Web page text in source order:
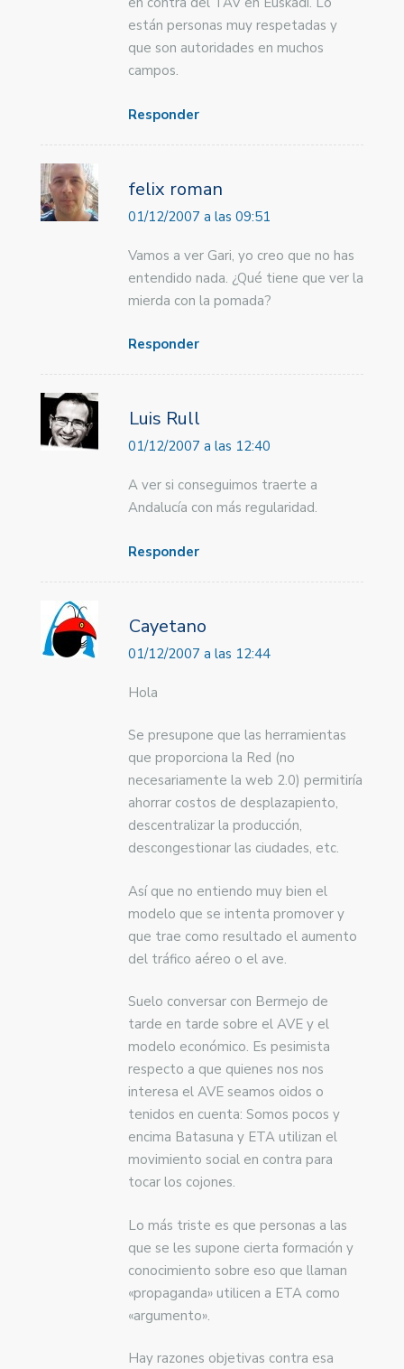
están personas muy respetadas y
que son autoridades en muchos
campos.
Responder
felix roman
01/12/2007 a las 09:51
Vamos a ver Gari, yo creo que no has
entendido nada. ¿Qué tiene que ver la
mierda con la pomada?
Responder
Luis Rull
01/12/2007 a las 12:40
A ver si conseguimos traerte a
Andalucía con más regularidad.
Responder
Cayetano
01/12/2007 a las 12:44
Hola
Se presupone que las herramientas
que proporciona la Red (no
necesariamente la web 2.0) permitiría
ahorrar costos de desplazapiento,
descentralizar la producción,
descongestionar las ciudades, etc.
Así que no entiendo muy bien el
modelo que se intenta promover y
que trae como resultado el aumento
del tráfico aéreo o el ave.
Suelo conversar con Bermejo de
tarde en tarde sobre el AVE y el
modelo económico. Es pesimista
respecto a que quienes nos nos
interesa el AVE seamos oidos o
tenidos en cuenta: Somos pocos y
encima Batasuna y ETA utilizan el
movimiento social en contra para
tocar los cojones.
Lo más triste es que personas a las
que se les supone cierta formación y
conocimiento sobre eso que llaman
«propaganda» utilicen a ETA como
«argumento».
Hay razones objetivas contra esa